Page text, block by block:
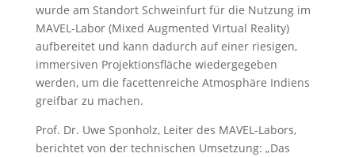
wurde am Standort Schweinfurt für die Nutzung im
MAVEL-Labor (Mixed Augmented Virtual Reality)
aufbereitet und kann dadurch auf einer riesigen,
immersiven Projektionsfläche wiedergegeben
werden, um die facettenreiche Atmosphäre Indiens
greifbar zu machen.
Prof. Dr. Uwe Sponholz, Leiter des MAVEL-Labors,
berichtet von der technischen Umsetzung: „Das